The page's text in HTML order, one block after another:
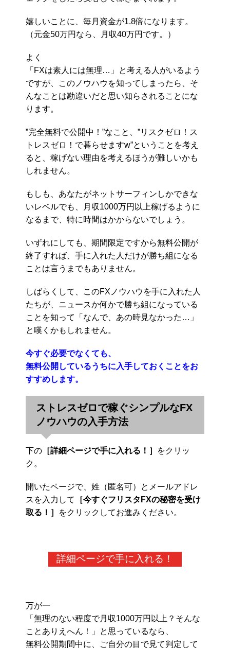
嬉しいことに、毎月資金が1.8倍になります。
（元金50万円なら、月収40万円です。）
よく
「FXは素人には無理…」と考える人がいるよう
ですが、このノウハウを知ってしまったら、そ
んなことは勘違いだと思い知らされることにな
ります。
”完全無料で公開中！”なこと、”リスクゼロ！ス
トレスゼロ！で暮らせますw”ということを考え
ると、稼げない理由を考えるほうが難しいかも
しれません。
もしも、あなたがネットサーフィンしかできな
いレベルでも、月収1000万円以上稼げるように
なるまで、特に時間はかからないでしょう。
いずれにしても、期間限定ですから無料公開が
終了すれば、手に入れた人だけが勝ち組になる
ことは言うまでもありません。
しばらくして、このFXノウハウを手に入れた人
たちが、ニュースか何かで勝ち組になっている
ことを知って「なんで、あの時見なかった…」
と嘆くかもしれません。
今すぐ必要でなくても、
無料公開しているうちに入手しておくことをお
すすめします。
ストレスゼロで稼ぐシンプルなFX
ノウハウの入手方法
下の ［詳細ページで手に入れる！］
をクリッ
ク。
開いたページで、姓（匿名可）とメールアドレ
スを入力して
［今すぐフリスタFXの秘密を受け
取る！］
をクリックしてお進みください。
詳細ページで手に入れる！
万が一
「無理のない程度で月収1000万円以上？そんな
ことありえへん！」と思っているなら、
無料公開期間中に、ご自分の目で見て判定して